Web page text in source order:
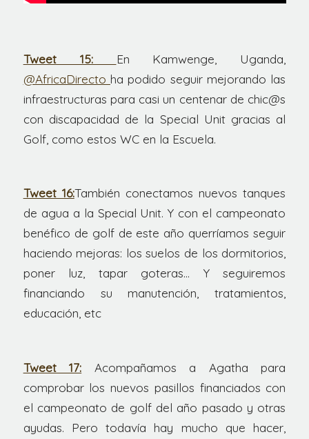
Tweet 15:
En Kamwenge, Uganda,
@AfricaDirecto ha podido seguir mejorando las
infraestructuras para casi un centenar de chic@s
con discapacidad de la Special Unit gracias al
Golf, como estos WC en la Escuela.
Tweet 16:También conectamos nuevos tanques
de agua a la Special Unit. Y con el campeonato
benéfico de golf de este año querríamos seguir
haciendo mejoras: los suelos de los dormitorios,
poner luz, tapar goteras… Y seguiremos
financiando su manutención, tratamientos,
educación, etc
Tweet 17:
Acompañamos a Agatha para
comprobar los nuevos pasillos financiados con
el campeonato de golf del año pasado y otras
ayudas. Pero todavía hay mucho que hacer,